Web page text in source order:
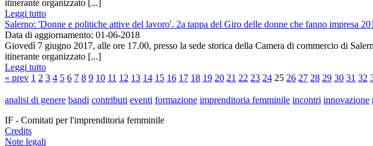
itinerante organizzato [...]
Leggi tutto
Salerno: 'Donne e politiche attive del lavoro'. 2a tappa del Giro delle donne che fanno impresa
Data di aggiornamento: 01-06-2018
Giovedì 7 giugno 2017, alle ore 17.00, presso la sede storica della Camera di commercio di
itinerante organizzato [...]
Leggi tutto
« prev 1 2 3 4 5 6 7 8 9 10 11 12 13 14 15 16 17 18 19 20 21 22 23 24 25 26 27 28 29 30 31 32
analisi di genere bandi contributi eventi formazione imprenditoria femminile incontri innovazione
IF - Comitati per l'imprenditoria femminile
Credits
Note legali